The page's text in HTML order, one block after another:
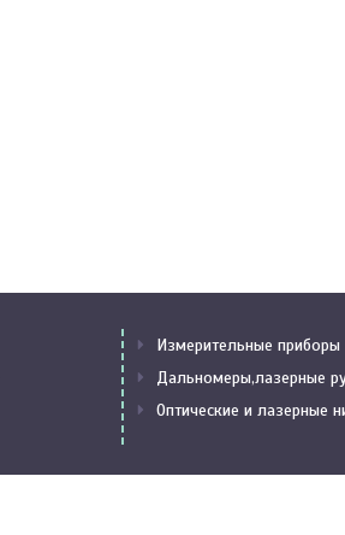
Измерительные приборы
Дальномеры,лазерные
Оптические и лазерные